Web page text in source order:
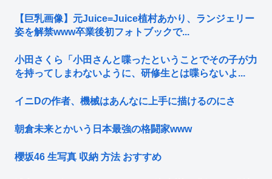
【巨乳画像】元Juice=Juice植村あかり、ランジェリー
姿を解禁www卒業後初フォトブックで...
小田さくら「小田さんと喋ったということでその子が力
を持ってしまわないように、研修生とは喋らないよ...
イニDの作者、機械はあんなに上手に描けるのにさ
朝倉未来とかいう日本最強の格闘家www
櫻坂46 生写真 収納 方法 おすすめ